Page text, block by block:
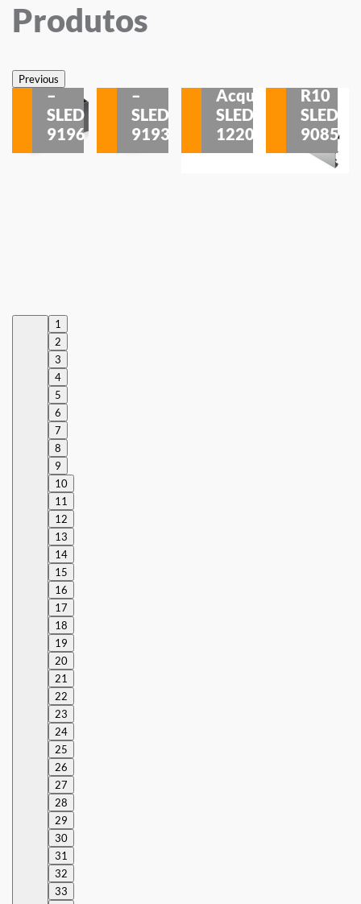
Produtos
PreviousSobrepor
–
SLED
9196
–
SLED
9193
Acqua
SLED
1220
R10
SLED
9085
1
2
3
4
5
6
7
8
9
10
11
12
13
14
15
16
17
18
19
20
21
22
23
24
25
26
27
28
29
30
31
32
33